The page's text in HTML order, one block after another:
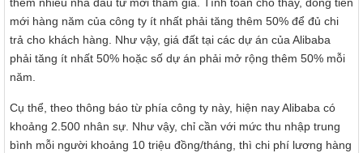
thêm nhiều nhà đầu tư mới tham gia. Tính toán cho thấy, dòng tiền
mới hàng năm của công ty ít nhất phải tăng thêm 50% để đủ chi
trả cho khách hàng. Như vậy, giá đất tại các dự án của Alibaba
phải tăng ít nhất 50% hoặc số dự án phải mở rộng thêm 50% mỗi
năm.
Cụ thể, theo thông báo từ phía công ty này, hiện nay Alibaba có
khoảng 2.500 nhân sự. Như vậy, chỉ cần với mức thu nhập trung
bình mỗi người khoảng 10 triệu đồng/tháng, thì chi phí lương hàng